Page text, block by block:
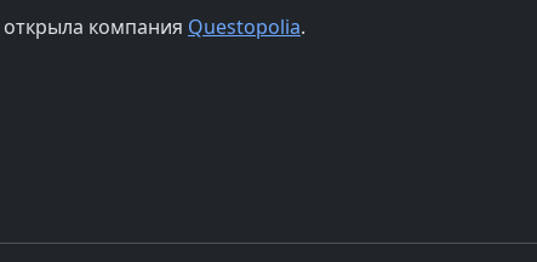
открыла компания Questopolia.